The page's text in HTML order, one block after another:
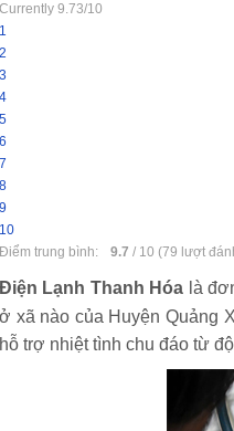
Currently 9.73/10
1
2
3
4
5
6
7
8
9
10
Điểm trung bình:
9.7 / 10 (79 lượt
Điện Lạnh Thanh Hóa là
ở xã nào của Huyện Quảng
hỗ trợ nhiệt tình chu đáo từ